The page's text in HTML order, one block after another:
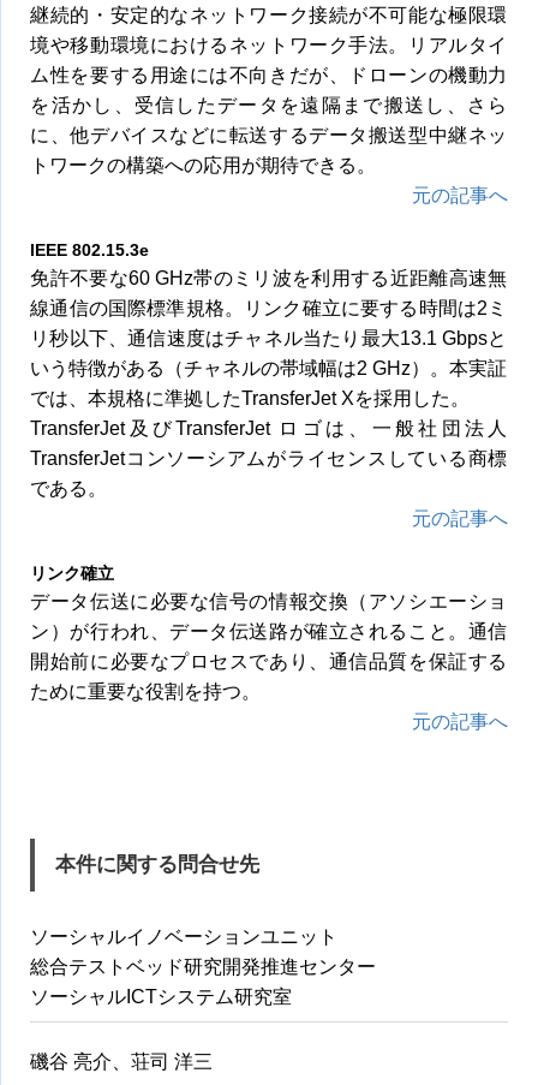
継続的・安定的なネットワーク接続が不可能な極限環
境や移動環境におけるネットワーク手法。リアルタイ
ム性を要する用途には不向きだが、ドローンの機動力
を活かし、受信したデータを遠隔まで搬送し、さら
に、他デバイスなどに転送するデータ搬送型中継ネッ
トワークの構築への応用が期待できる。
元の記事へ
IEEE 802.15.3e
免許不要な60 GHz帯のミリ波を利用する近距離高速無
線通信の国際標準規格。リンク確立に要する時間は2ミ
リ秒以下、通信速度はチャネル当たり最大13.1 Gbpsと
いう特徴がある（チャネルの帯域幅は2 GHz）。本実証
では、本規格に準拠したTransferJet Xを採用した。
TransferJet及びTransferJet ロゴは、一般社団法人
TransferJetコンソーシアムがライセンスしている商標
である。
元の記事へ
リンク確立
データ伝送に必要な信号の情報交換（アソシエーショ
ン）が行われ、データ伝送路が確立されること。通信
開始前に必要なプロセスであり、通信品質を保証する
ために重要な役割を持つ。
元の記事へ
本件に関する問合せ先
ソーシャルイノベーションユニット
総合テストベッド研究開発推進センター
ソーシャルICTシステム研究室
磯谷 亮介、荘司 洋三